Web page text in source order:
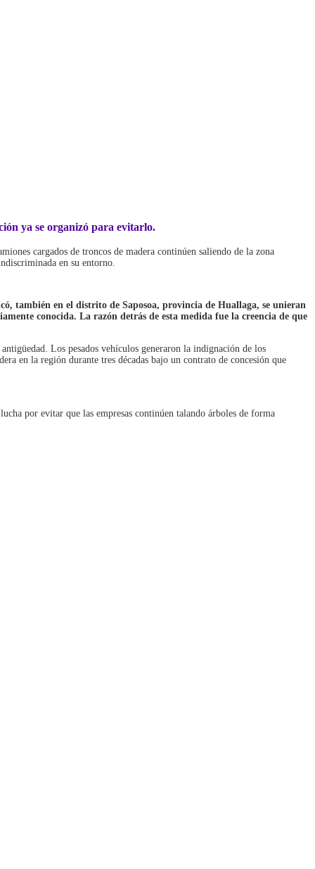
ya se organizó para evitarlo.
cargados de troncos de madera continúen saliendo de la zona
en su entorno.
también en el distrito de Saposoa, provincia de Huallaga, se unieran
conocida. La razón detrás de esta medida fue la creencia de que
Los pesados vehículos generaron la indignación de los
en la región durante tres décadas bajo un contrato de concesión que
por evitar que las empresas continúen talando árboles de forma